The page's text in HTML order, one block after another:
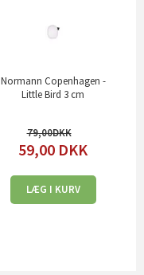
Normann Copenhagen -
Little Bird 3 cm
79,00
59,00 DKK
LÆG I KURV